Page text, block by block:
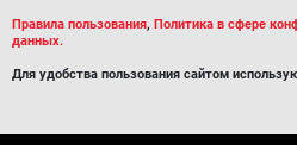
Правила пользования, Политика в сфере
данных.
Для удобства пользования сайтом